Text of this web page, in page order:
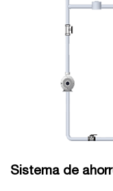
Sistema de